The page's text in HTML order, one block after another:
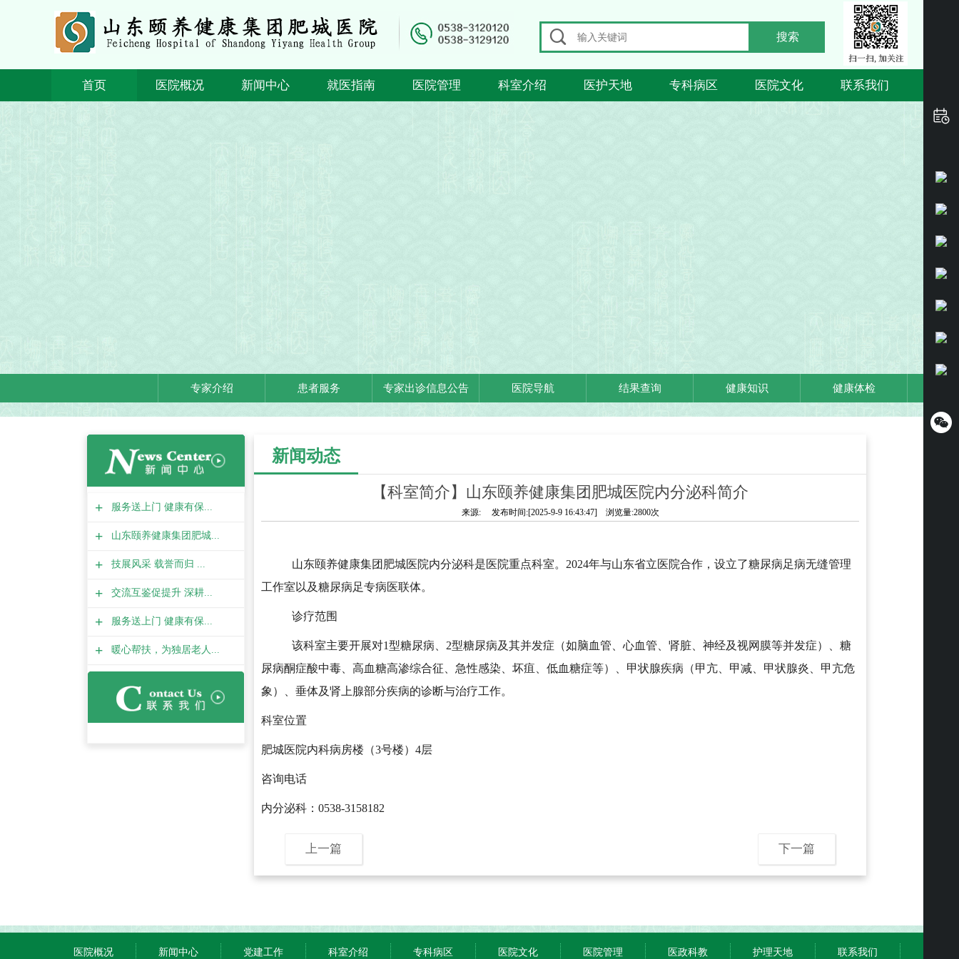
 搜索
首页 医院概况 新闻中心 就医指南 医院管理 科室介绍 医护天地 专科病区 医院文化 联系我们
专家介绍 患者服务 专家出诊信息公告 医院导航 结果查询 健康知识 健康体检
+ 服务送上门 健康有保...
+ 山东颐养健康集团肥城...
+ 技展风采 载誉而归 ...
+ 交流互鉴促提升 深耕...
+ 服务送上门 健康有保...
+ 暖心帮扶，为独居老人...
新闻动态
【科室简介】山东颐养健康集团肥城医院内分泌科简介
来源: 发布时间:[2025-9-9 16:43:47] 浏览量:2800次
山东颐养健康集团肥城医院内分泌科是医院重点科室。 2024年与山东省立医院合作， 设立了糖尿病足病无缝管理
工作室以及糖尿病足专病医联体。
诊疗范围
该科室主要开展对1型糖尿病、2型糖尿病及其并发症（如脑血管、心血管、肾脏、神经及视网膜等并发症）、糖
尿病酮症酸中毒、高血糖高渗综合征、急性感染、坏疽、低血糖症等）、甲状腺疾病（甲亢、甲减、甲状腺炎、甲亢危
象）、垂体及肾上腺部分疾病的诊断与治疗工作。
科室位置
肥城医院内科病房楼（3号楼）4层
咨询电话
内分泌科：0538-3158182
上一篇 下一篇
医院概况 新闻中心 党建工作 科室介绍 专科病区 医院文化 医院管理 医政科教 护理天地 联系我们
